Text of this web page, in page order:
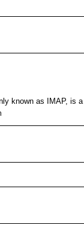
known as IMAP, is